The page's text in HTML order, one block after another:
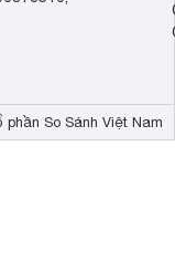
So Sánh Việt Nam